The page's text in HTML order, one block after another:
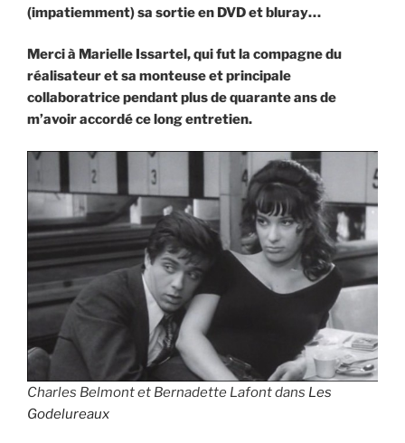
(impatiemment) sa sortie en DVD et bluray…
Merci à Marielle Issartel, qui fut la compagne du
réalisateur et sa monteuse et principale
collaboratrice pendant plus de quarante ans de
m’avoir accordé ce long entretien.
Charles Belmont et Bernadette Lafont dans Les
Godelureaux